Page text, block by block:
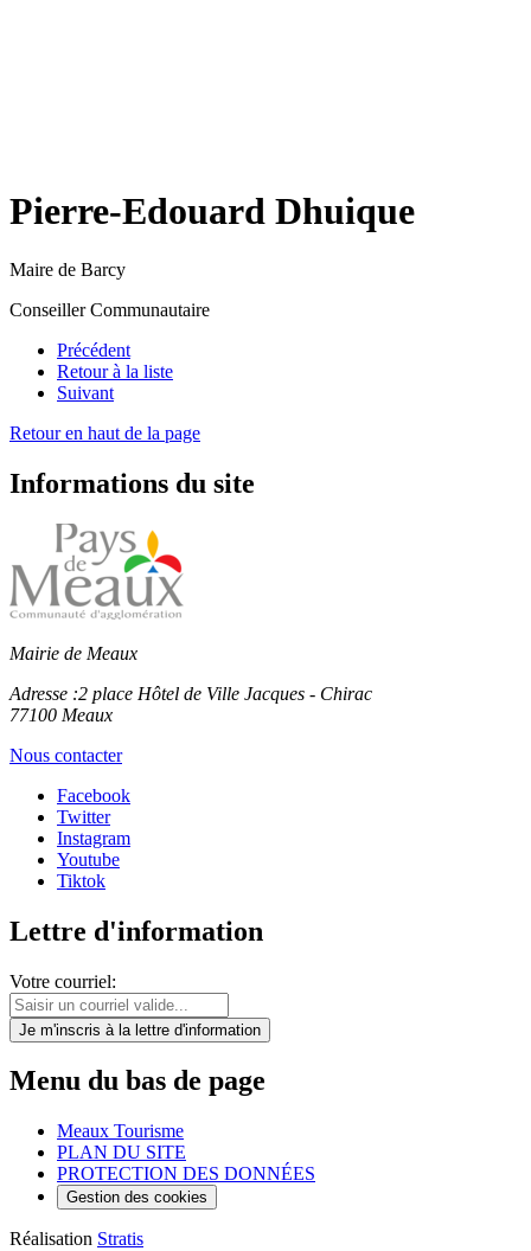
Pierre-Edouard Dhuique
Maire de Barcy
Conseiller Communautaire
Précédent
Retour à la liste
Suivant
Retour en haut de la page
Informations du site
Mairie de Meaux
Adresse :2 place Hôtel de Ville Jacques - Chirac
77100 Meaux
Nous contacter
Facebook
Twitter
Instagram
Youtube
Tiktok
Lettre d'information
Votre courriel:
Je m'inscris à la lettre d'information
Menu du bas de page
Meaux Tourisme
PLAN DU SITE
PROTECTION DES DONNÉES
Gestion des cookies
Réalisation Stratis